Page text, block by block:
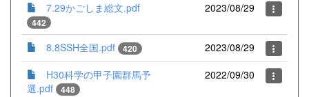
7.29かごしま総文.pdf
442
2023/08/29
8.8SSH全国.pdf 420
2023/08/29
H30科学の甲子園群馬予
選.pdf
448
2022/09/30